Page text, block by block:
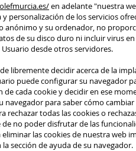
en adelante "nuestra
y personalización de los servicios
anónimo y su ordenador, no
de su disco duro ni incluir virus
desde otros servidores.
libremente decidir acerca de la
puede configurar su navegador
de cada cookie y decidir en ese
navegador para saber cómo
rechazar todas las cookies o
no poder disfrutar de las
eliminar las cookies de nuestra web
sección de ayuda de su navegador.